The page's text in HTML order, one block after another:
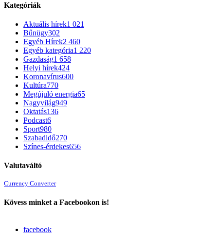
Kategóriák
Aktuális hírek1 021
Bűnügy302
Egyéb Hírek2 460
Egyéb kategória1 220
Gazdaság1 658
Helyi hírek424
Koronavírus600
Kultúra770
Megújuló energia65
Nagyvilág949
Oktatás136
Podcast6
Sport980
Szabadidő270
Színes-érdekes656
Valutaváltó
Currency Converter
Kövess minket a Facebookon is!
facebook